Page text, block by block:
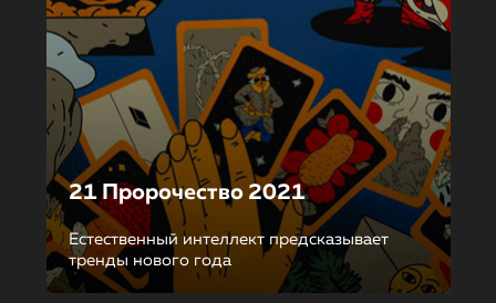
21 Пророчество 2021
Естественный интеллект предсказывает
тренды нового года